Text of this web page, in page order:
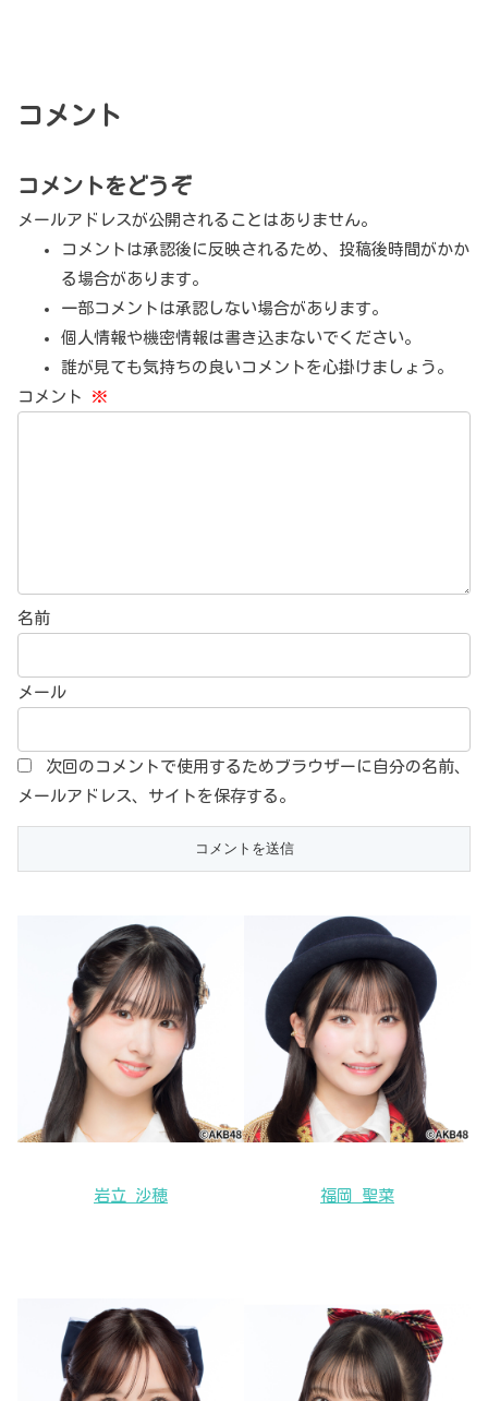
コメント
コメントをどうぞ
メールアドレスが公開されることはありません。
コメントは承認後に反映されるため、投稿後時間がかか
る場合があります。
一部コメントは承認しない場合があります。
個人情報や機密情報は書き込まないでください。
誰が見ても気持ちの良いコメントを心掛けましょう。
コメント ※
名前
メール
次回のコメントで使用するためブラウザーに自分の名前、
メールアドレス、サイトを保存する。
岩立 沙穂 福岡 聖菜